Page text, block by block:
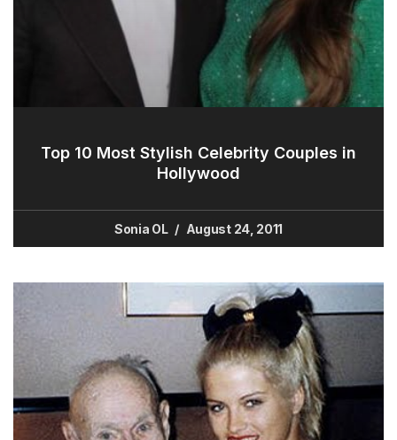
Top 10 Most Stylish Celebrity Couples in
Hollywood
Sonia OL August 24, 2011